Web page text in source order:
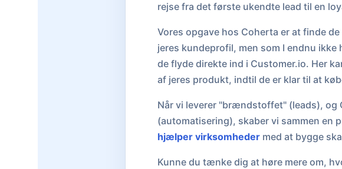
rejse fra det første ukendte lead til en
Vores opgave hos Coherta er at finde
jeres kundeprofil, men som I endnu
de flyde direkte ind i Customer.io. Her
af jeres produkt, indtil de er klar til at
Når vi leverer "brændstoffet" (leads), og
(automatisering), skaber vi sammen en
hjælper virksomhedermed at bygge
Kunne du tænke dig at høre mere om,